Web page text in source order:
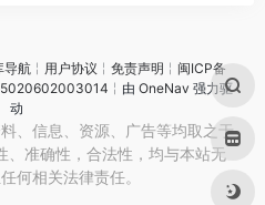
导航╎ 用户协议 ╎ 免责声明 ╎ 闽ICP备
╎由 OneNav 强力驱
动
、信息、资源、广告等均取之于
、准确性，合法性，均与本站无
何相关法律责任。